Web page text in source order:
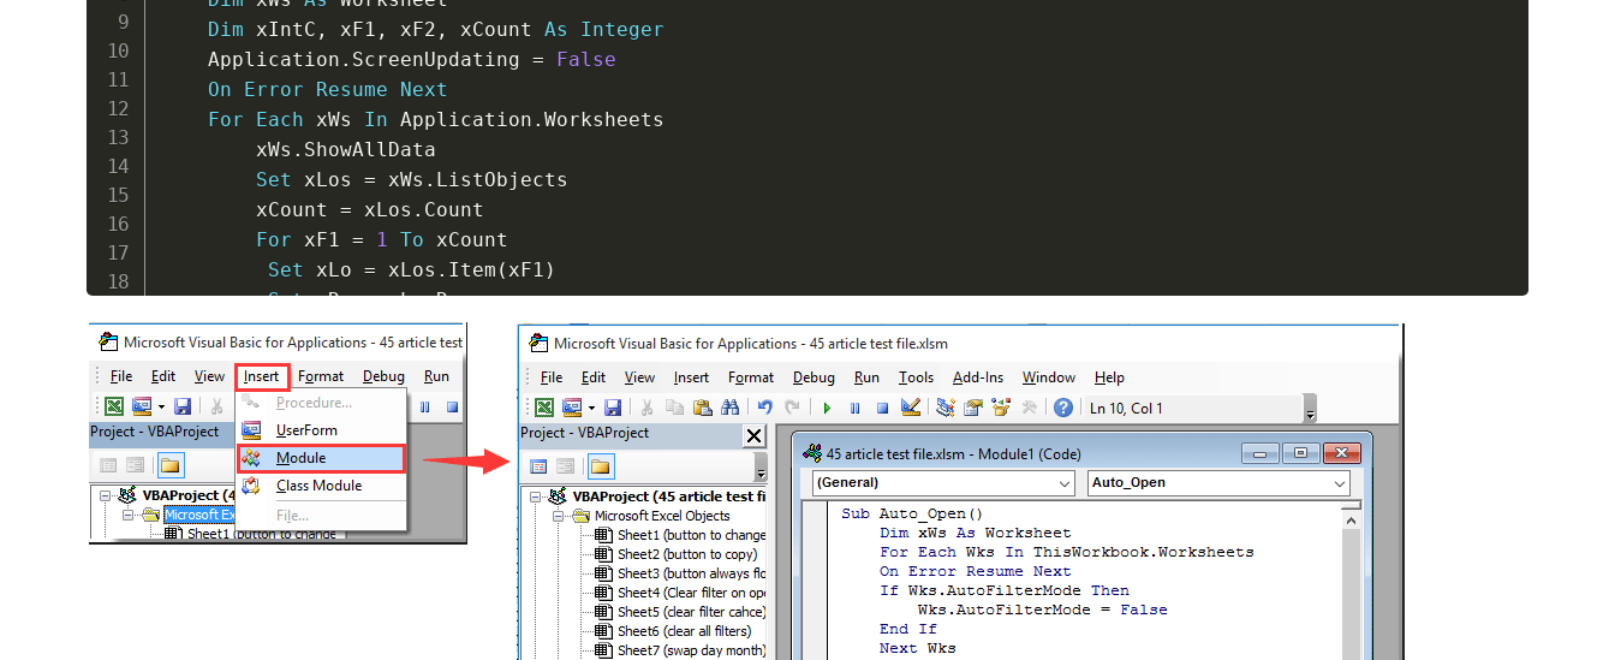
Dim xIntC , xF1 , xF2 , xCount As
Integer
    Application
. ScreenUpdating =
False
On
Error Resume
Next
For
Each xWs In Application . Worksheets
        xWs
. ShowAllData
Set xLos = xWs . ListObjects
        xCount
= xLos . Count
For xF1 = 1 To xCount
Set xLo = xLos . Item ( xF1 )
Set xRg = xLo.Range
         xIntC
= xRg.Columns
Count
For
xIntC
            xLo
.Range AutoFilter Field :=
xF2
Next
Next
Next
    Application
ScreenUpdating =
True
End Sub